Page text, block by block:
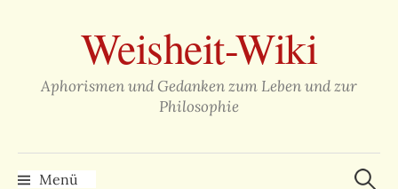
überspringenWeisheit-Wiki
Aphorismen und Gedanken zum Leben und zur
Philosophie
Menü
Suchen
nach: